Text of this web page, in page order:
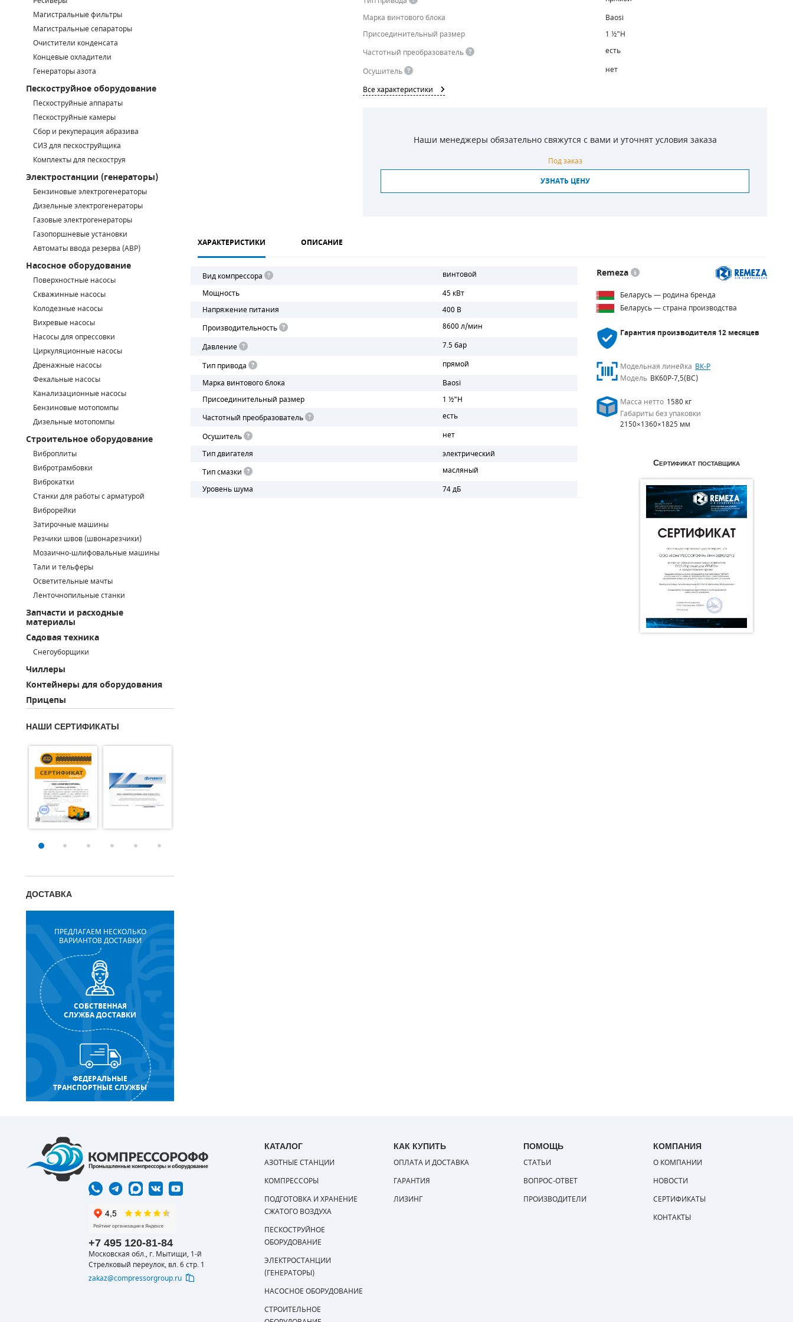
Магистральные фильтры
Магистральные сепараторы
Очистители конденсата
Концевые охладители
Генераторы азота
Пескоструйное оборудование
Пескоструйные аппараты
Пескоструйные камеры
Сбор и рекуперация абразива
СИЗ для пескоструйщика
Комплекты для пескоструя
Электростанции (генераторы)
Бензиновые электрогенераторы
Дизельные электрогенераторы
Газовые электрогенераторы
Газопоршневые установки
Автоматы ввода резерва (АВР)
Насосное оборудование
Поверхностные насосы
Скважинные насосы
Колодезные насосы
Вихревые насосы
Насосы для опрессовки
Циркуляционные насосы
Дренажные насосы
Фекальные насосы
Канализационные насосы
Бензиновые мотопомпы
Дизельные мотопомпы
Строительное оборудование
Виброплиты
Вибротрамбовки
Виброкатки
Станки для работы с арматурой
Виброрейки
Затирочные машины
Резчики швов (швонарезчики)
Мозаично-шлифовальные машины
Тали и тельферы
Осветительные мачты
Ленточнопильные станки
Запчасти и расходные
материалы
Садовая техника
Снегоуборщики
Чиллеры
Контейнеры для оборудования
Прицепы
НАШИ СЕРТИФИКАТЫ
ДОСТАВКА
ПРЕДЛАГАЕМ НЕСКОЛЬКО
ВАРИАНТОВ ДОСТАВКИ
СОБСТВЕННАЯ
СЛУЖБА ДОСТАВКИ
ФЕДЕРАЛЬНЫЕ
ТРАНСПОРТНЫЕ СЛУЖБЫ
Марка винтового блока
Baosi
Присоединительный размер
1 ½"H
Частотный преобразователь
есть
Осушитель
нет
Все характеристики
Наши менеджеры обязательно свяжутся с вами и уточнят условия заказа
Под заказ
УЗНАТЬ ЦЕНУ
ХАРАКТЕРИСТИКИ ОПИСАНИЕ
Вид компрессора
винтовой
Мощность
45 кВт
Напряжение питания
400 В
Производительность
8600 л/мин
Давление
7.5 бар
Тип привода
прямой
Марка винтового блока
Baosi
Присоединительный размер
1 ½"H
Частотный преобразователь
есть
Осушитель
нет
Тип двигателя
электрический
Тип смазки
масляный
Уровень шума
74 дБ
Remeza
Беларусь — родина бренда
Беларусь — страна производства
Гарантия производителя12 месяцев
Модельная линейка ВК-Р
Модель ВК60Р-7,5(ВС)
Масса нетто 1580 кг
Габариты без упаковки
2150×1360×1825 мм
Сертификат поставщика
+7 495 120-81-84
Московская обл., г. Мытищи, 1-й
Стрелковый переулок, вл. 6 стр. 1
zakaz@compressorgroup.ru
КАТАЛОГ
АЗОТНЫЕ СТАНЦИИ
КОМПРЕССОРЫ
ПОДГОТОВКА И ХРАНЕНИЕ
СЖАТОГО ВОЗДУХА
ПЕСКОСТРУЙНОЕ
ОБОРУДОВАНИЕ
ЭЛЕКТРОСТАНЦИИ
(ГЕНЕРАТОРЫ)
НАСОСНОЕ ОБОРУДОВАНИЕ
СТРОИТЕЛЬНОЕ
КАК КУПИТЬ
ОПЛАТА И ДОСТАВКА
ГАРАНТИЯ
ЛИЗИНГ
ПОМОЩЬ
СТАТЬИ
ВОПРОС-ОТВЕТ
ПРОИЗВОДИТЕЛИ
КОМПАНИЯ
О КОМПАНИИ
НОВОСТИ
СЕРТИФИКАТЫ
КОНТАКТЫ
САДОВАЯ ТЕХНИКА
КОНТЕЙНЕРЫ ДЛЯ ОБОРУДОВАНИЯ
КАНАЛИЗАЦИОННЫЕ НАСОСЫ
ДИЗЕЛЬНЫЕ МОТОПОМПЫ
ТАЛИ И ТЕЛЬФЕРЫ
ЛЕНТОЧНОПИЛЬНЫЕ СТАНКИ
КОНТРОЛЛЕРЫ (БЛОКИ УПРАВЛЕНИЯ)
ВПУСКНЫЕ КЛАПАНЫ
ОБРАТНЫЕ КЛАПАНЫ
КЛАПАНЫ МИНИМАЛЬНОГО ДАВЛЕНИЯ
РЕЛЕ ДАВЛЕНИЯ ДЛЯ ДЛЯ КОМПРЕССОРОВ
ДАТЧИКИ
РУКАВА ВЫСОКОГО ДАВЛЕНИЯ (РВД)
ЗАПЧАСТИ ДЛЯ ВИНТОВЫХ КОМПРЕССОРОВ
СМЕННЫЕ ЭЛЕМЕНТЫ МАГИСТРАЛЬНЫХ ФИЛЬТРОВ
ДЛЯ АДСОРБЦИОННЫХ ОСУШИТЕЛЕЙ
ЭЛЕКТРОДВИГАТЕЛИ
БЕНЗИНОВЫЕ ДВИГАТЕЛИ
ДИЗЕЛЬНЫЕ ДВИГАТЕЛИ
ФИЛЬТРЫ ТОПЛИВНЫЕ
МОТОРНОЕ МАСЛО
РАДИАТОРЫ
ПОДШИПНИКИ
ПОРШНЕВЫЕ БЛОКИ
ДЕТАЛИ ПОРШНЕВЫХ КОМПРЕССОРОВ
ДЕТАЛИ СПИРАЛЬНЫХ КОМПРЕССОРОВ
ДЕТАЛИ НАСОСНОЙ ЧАСТИ
ДЕТАЛИ ПОГРУЖНЫХ НАСОСОВ
ШЛАНГИ ДЛЯ МОТОПОМП
ДЛЯ ВАКУУМНЫХ НАСОСОВ